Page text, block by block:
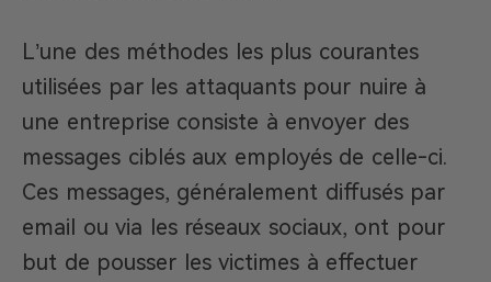
L’une des méthodes les plus courantes
utilisées par les attaquants pour nuire à
une entreprise consiste à envoyer des
messages ciblés aux employés de celle-ci.
Ces messages, généralement diffusés par
email ou via les réseaux sociaux, ont pour
but de pousser les victimes à effectuer